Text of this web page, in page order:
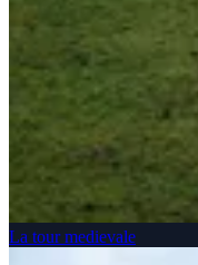
La tour medievale